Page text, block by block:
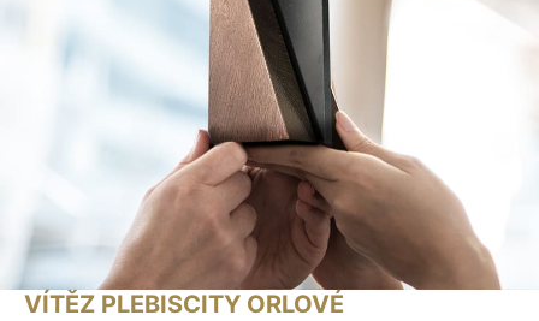
VÍTĚZ PLEBISCITY ORLOVÉ